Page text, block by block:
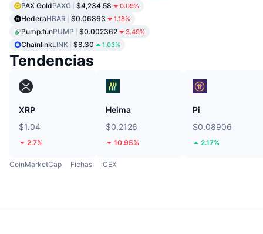
PAX GoldPAXG $4,234.58 0.09%
HederaHBAR $0.06863 1.18%
Pump.funPUMP $0.002362 3.49%
ChainlinkLINK $8.30 1.03%
Tendencias
XRP
$1.04
2.7%
Heima
$0.2126
10.95%
Pi
$0.08906
2.17%
CoinMarketCap Fichas iCEX